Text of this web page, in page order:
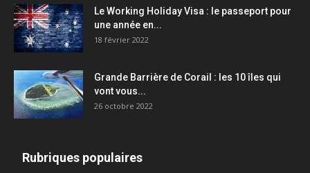
Le Working Holiday Visa : le passeport pour
une année en...
18 février 2022
Grande Barrière de Corail : les 10 îles qui
vont vous...
26 octobre 2022
Rubriques populaires